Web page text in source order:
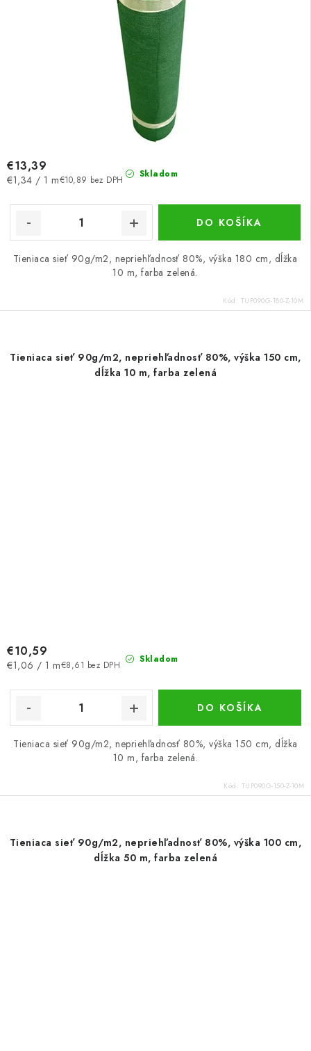
Skladom
€10,89 bez DPH
€13,39
Jednotková
€1,34 / 1 m
DO KOŠÍKA
Tieniaca sieť 90g/m2, nepriehľadnosť 80%, výška 180 cm, dĺžka
10 m, farba zelená.
Kód: TUP090G-180-Z-10M
Tieniaca sieť 90g/m2, nepriehľadnosť 80%, výška 150 cm,
dĺžka 10 m, farba zelená
Skladom
€8,61 bez DPH
€10,59
Jednotková
€1,06 / 1 m
DO KOŠÍKA
Tieniaca sieť 90g/m2, nepriehľadnosť 80%, výška 150 cm, dĺžka
10 m, farba zelená.
Kód: TUP090G-150-Z-10M
Tieniaca sieť 90g/m2, nepriehľadnosť 80%, výška 100 cm,
dĺžka 50 m, farba zelená